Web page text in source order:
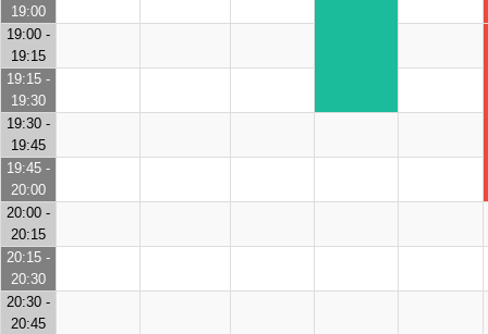
19:00
19:00 -
19:15
19:15 -
19:30
19:30 -
19:45
19:45 -
20:00
20:00 -
20:15
20:15 -
20:30
20:30 -
20:45